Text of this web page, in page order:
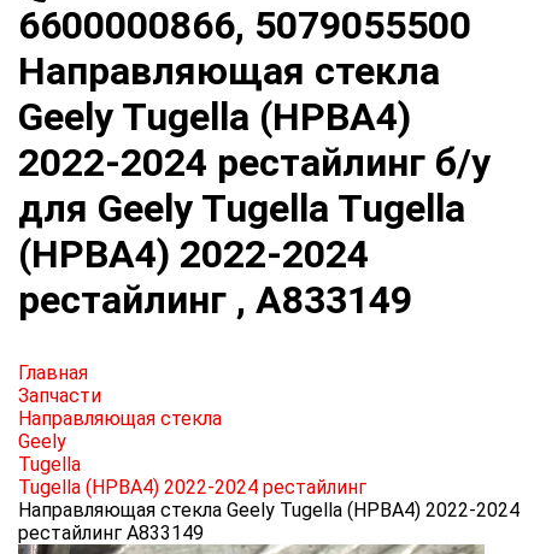
6600000866, 5079055500
Направляющая стекла
Geely Tugella (HPBA4)
2022-2024 рестайлинг б/у
для Geely Tugella Tugella
(HPBA4) 2022-2024
рестайлинг , A833149
Главная
Запчасти
Направляющая стекла
Geely
Tugella
Tugella (HPBA4) 2022-2024 рестайлинг
Направляющая стекла Geely Tugella (HPBA4) 2022-2024
рестайлинг A833149